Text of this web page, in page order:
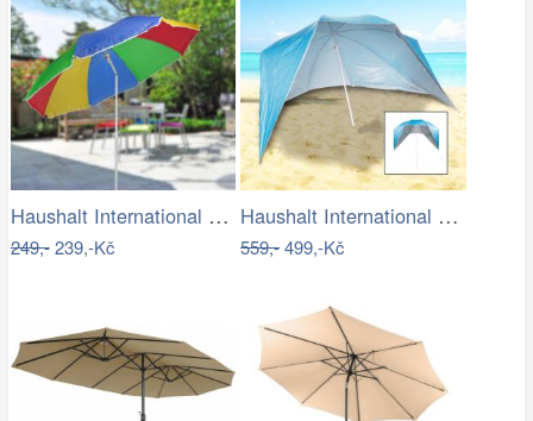
Haushalt International Slunečník duhový…
249,-239,-Kč
Haushalt International Plážový…
559,-499,-Kč